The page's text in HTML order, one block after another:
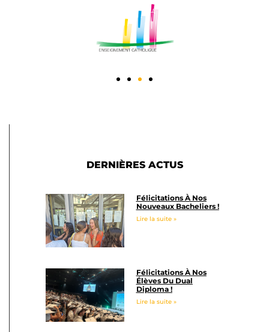
DERNIÈRES ACTUS
Félicitations À Nos
Nouveaux Bacheliers !
Lire la suite »
Félicitations À Nos
Élèves Du Dual
Diploma !
Lire la suite »